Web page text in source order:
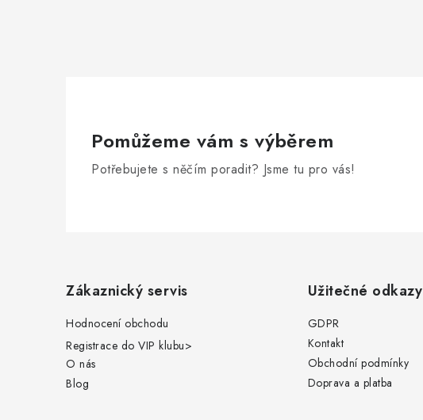
Pomůžeme vám s výběrem
Potřebujete s něčím poradit? Jsme tu pro vás!
Zákaznický servis
Hodnocení obchodu
Registrace do VIP klubu>
O nás
Blog
Užitečné odkazy
GDPR
Kontakt
Obchodní podmínky
Doprava a platba